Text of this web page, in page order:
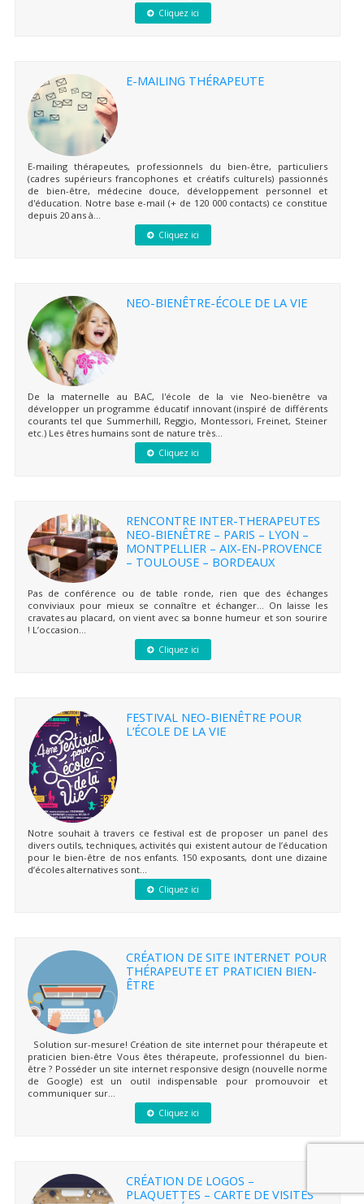
Cliquez ici
E-MAILING THÉRAPEUTE
E-mailing thérapeutes, professionnels du bien-être, particuliers
(cadres supérieurs francophones et créatifs culturels) passionnés
de bien-être, médecine douce, développement personnel et
d'éducation. Notre base e-mail (+ de 120 000 contacts) ce constitue
depuis 20 ans à...
Cliquez ici
NEO-BIENÊTRE-ÉCOLE DE LA VIE
De la maternelle au BAC, l'école de la vie Neo-bienêtre va
développer un programme éducatif innovant (inspiré de différents
courants tel que Summerhill, Reggio, Montessori, Freinet, Steiner
etc.) Les êtres humains sont de nature très...
Cliquez ici
RENCONTRE INTER-THERAPEUTES
NEO-BIENÊTRE – PARIS – LYON –
MONTPELLIER – AIX-EN-PROVENCE
– TOULOUSE – BORDEAUX
Pas de conférence ou de table ronde, rien que des échanges
conviviaux pour mieux se connaître et échanger… On laisse les
cravates au placard, on vient avec sa bonne humeur et son sourire
! L’occasion...
Cliquez ici
FESTIVAL NEO-BIENÊTRE POUR
L’ÉCOLE DE LA VIE
Notre souhait à travers ce festival est de proposer un panel des
divers outils, techniques, activités qui existent autour de l’éducation
pour le bien-être de nos enfants. 150 exposants, dont une dizaine
d’écoles alternatives sont...
Cliquez ici
CRÉATION DE SITE INTERNET POUR
THÉRAPEUTE ET PRATICIEN BIEN-
ÊTRE
Solution sur-mesure! Création de site internet pour thérapeute et
praticien bien-être Vous êtes thérapeute, professionnel du bien-
être ? Posséder un site internet responsive design (nouvelle norme
de Google) est un outil indispensable pour promouvoir et
communiquer sur...
Cliquez ici
CRÉATION DE LOGOS –
PLAQUETTES – CARTE DE VISITES